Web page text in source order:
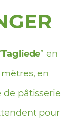
Tagliede” en
mètres, en
de pâtisserie
pour